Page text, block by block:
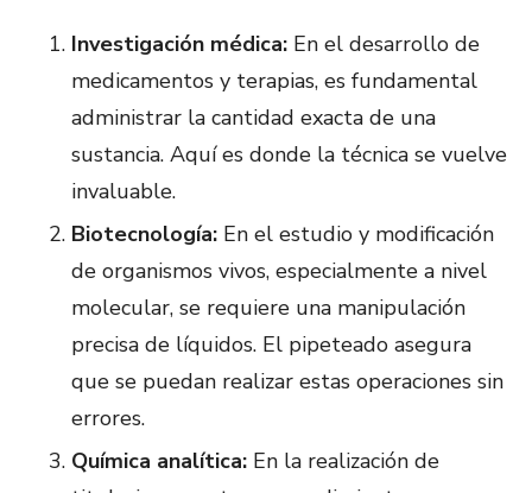
Investigación médica: En el desarrollo de
medicamentos y terapias, es fundamental
administrar la cantidad exacta de una
sustancia. Aquí es donde la técnica se vuelve
invaluable.
Biotecnología: En el estudio y modificación
de organismos vivos, especialmente a nivel
molecular, se requiere una manipulación
precisa de líquidos. El pipeteado asegura
que se puedan realizar estas operaciones sin
errores.
Química analítica: En la realización de